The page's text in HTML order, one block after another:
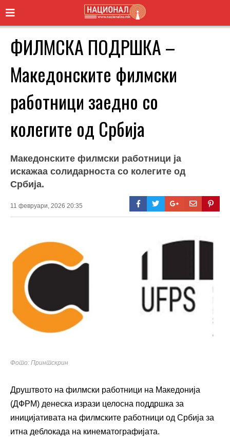
ФИЛМСКА ПОДРШКА –
Македонските филмски
работници заедно со
колегите од Србија
Македонските филмски работници ја
искажаа солидарноста со колегите од
Србија.
11 февруари, 2026 20:35
Фото: Принтскрин
Друштвото на филмски работници на Македонија
(ДФРМ) денеска изрази целосна поддршка за
иницијативата на филмските работници од Србија за
итна деблокада на кинематографијата.